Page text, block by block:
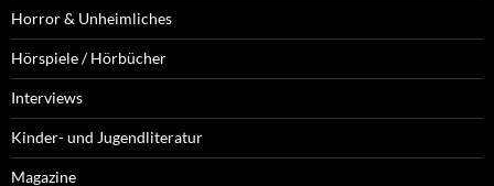
Horror & Unheimliches
Hörspiele / Hörbücher
Interviews
Kinder- und Jugendliteratur
Magazine